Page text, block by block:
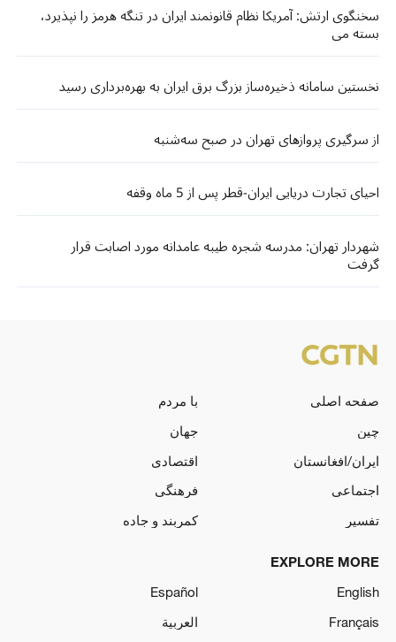
سخنگوی ارتش: آمریکا نظام قانونمند ایران در تنگه هرمز را نپذیرد،
بسته می‌
نخستین سامانه ذخیره‌ساز بزرگ برق ایران به بهره‌برداری رسید
از سرگیری پروازهای تهران در صبح سه‌شنبه
احیای تجارت دریایی ایران-قطر پس از 5 ماه وقفه
شهردار تهران: مدرسه شجره طیبه عامدانه مورد اصابت قرار
گرفت
صفحه اصلی
با مردم
چین
جهان
ایران/افغانستان
اقتصادی
اجتماعی
فرهنگی
تفسیر
کمربند و جاده
EXPLORE MORE
English
Español
Français
العربية